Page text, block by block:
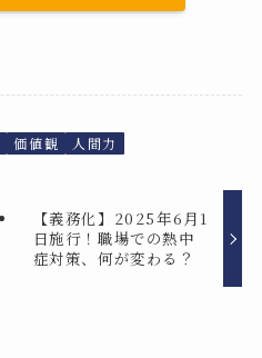
価値観 人間力
【義務化】2025年6月1
日施行！職場での熱中
症対策、何が変わる？